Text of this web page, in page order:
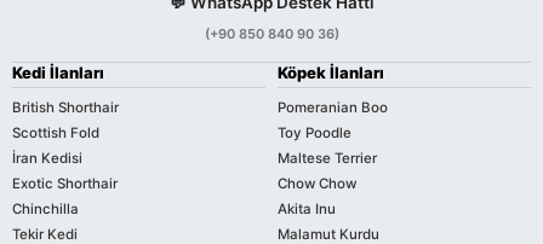
(+90 850 840 90 36)
Kedi İlanları
British Shorthair
Scottish Fold
İran Kedisi
Exotic Shorthair
Chinchilla
Tekir Kedi
Köpek İlanları
Pomeranian Boo
Toy Poodle
Maltese Terrier
Chow Chow
Akita Inu
Malamut Kurdu